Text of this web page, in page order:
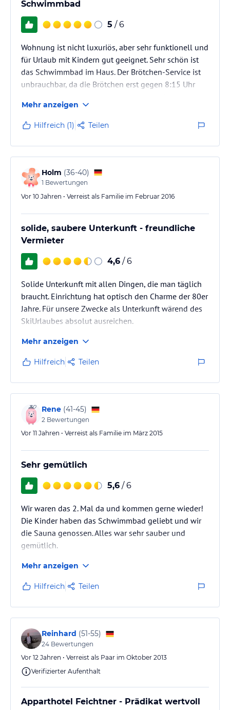
Hinweis: Verfasst von HolidayCheck mit Hilfe von KI. Alle
Angaben ohne Gewähr. Bitte lies vor der Buchung die
verbindlichen Angebotsdetailsdes jeweiligen Veranstalters.
Schwimmbad
5 / 6
Wohnung ist nicht luxuriös, aber sehr funktionell und
für Urlaub mit Kindern gut geeignet. Sehr schön ist
das Schwimmbad im Haus. Der Brötchen-Service ist
unbrauchbar, da die Brötchen erst gegen 8:15 Uhr
Skikurs bringen muss. Der Bäcker ist aber direkt
gegenüber, sodass man sich auch bequem selber
Brötchen holen kann.
Mehr anzeigen
Hilfreich (1) Teilen
Holm (36-40)
1 Bewertungen
Vor 10 Jahren • Verreist als Familie im Februar 2016
solide, saubere Unterkunft - freundliche
Vermieter
4,6 / 6
Solide Unterkunft mit allen Dingen, die man täglich
braucht. Einrichtung hat optisch den Charme der 80er
Jahre. Für unsere Zwecke als Unterkunft wärend des
SkiUrlaubes absolut ausreichen.
Mehr anzeigen
Hilfreich Teilen
Rene (41-45)
2 Bewertungen
Vor 11 Jahren • Verreist als Familie im März 2015
Sehr gemütlich
5,6 / 6
Wir waren das 2. Mal da und kommen gerne wieder!
Die Kinder haben das Schwimmbad geliebt und wir
die Sauna genossen. Alles war sehr sauber und
gemütlich.
Mehr anzeigen
Hilfreich Teilen
Reinhard (51-55)
24 Bewertungen
Vor 12 Jahren • Verreist als Paar im Oktober 2013
Verifizierter Aufenthalt
Apparthotel Feichtner - Prädikat wertvoll